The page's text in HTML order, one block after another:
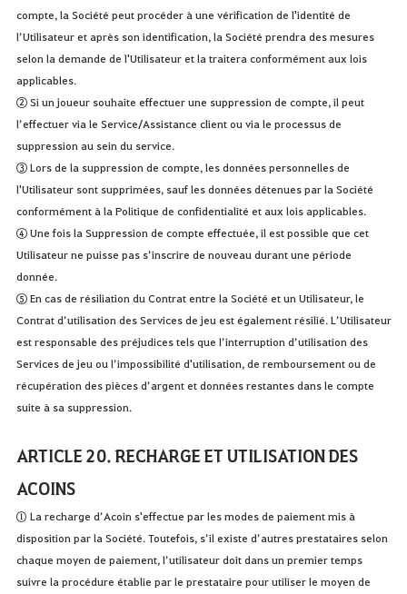
compte, la Société peut procéder à une vérification de l'identité de
l’Utilisateur et après son identification, la Société prendra des mesures
selon la demande de l'Utilisateur et la traitera conformément aux lois
applicables.
② Si un joueur souhaite effectuer une suppression de compte, il peut
l’effectuer via le Service/Assistance client ou via le processus de
suppression au sein du service.
③ Lors de la suppression de compte, les données personnelles de
l'Utilisateur sont supprimées, sauf les données détenues par la Société
conformément à la Politique de confidentialité et aux lois applicables.
④ Une fois la Suppression de compte effectuée, il est possible que cet
Utilisateur ne puisse pas s’inscrire de nouveau durant une période
donnée.
⑤ En cas de résiliation du Contrat entre la Société et un Utilisateur, le
Contrat d’utilisation des Services de jeu est également résilié. L’Utilisateur
est responsable des préjudices tels que l’interruption d’utilisation des
Services de jeu ou l’impossibilité d'utilisation, de remboursement ou de
récupération des pièces d’argent et données restantes dans le compte
suite à sa suppression.
ARTICLE 20. RECHARGE ET UTILISATION DES
ACOINS
① La recharge d’Acoin s'effectue par les modes de paiement mis à
disposition par la Société. Toutefois, s’il existe d’autres prestataires selon
chaque moyen de paiement, l’utilisateur doit dans un premier temps
suivre la procédure établie par le prestataire pour utiliser le moyen de